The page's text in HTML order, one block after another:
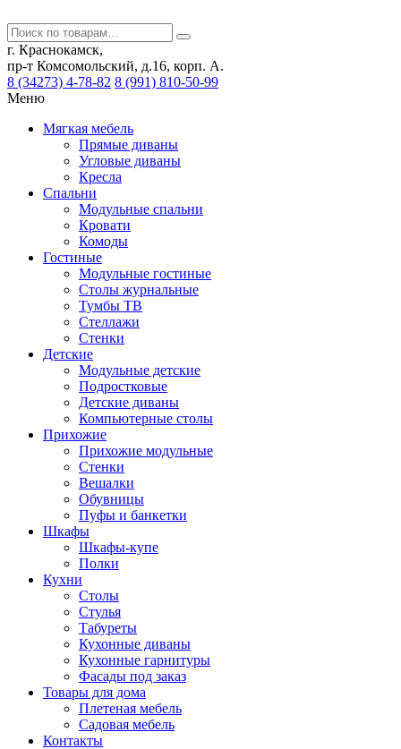
г. Краснокамск,
пр-т Комсомольский, д.16, корп. А.
8 (34273) 4-78-82 8 (991) 810-50-99
Меню
Мягкая мебель
Прямые диваны
Угловые диваны
Кресла
Спальни
Модульные спальни
Кровати
Комоды
Гостиные
Модульные гостиные
Столы журнальные
Тумбы ТВ
Стеллажи
Стенки
Детские
Модульные детские
Подростковые
Детские диваны
Компьютерные столы
Прихожие
Прихожие модульные
Стенки
Вешалки
Обувницы
Пуфы и банкетки
Шкафы
Шкафы-купе
Полки
Кухни
Столы
Стулья
Табуреты
Кухонные диваны
Кухонные гарнитуры
Фасады под заказ
Товары для дома
Плетеная мебель
Садовая мебель
Контакты